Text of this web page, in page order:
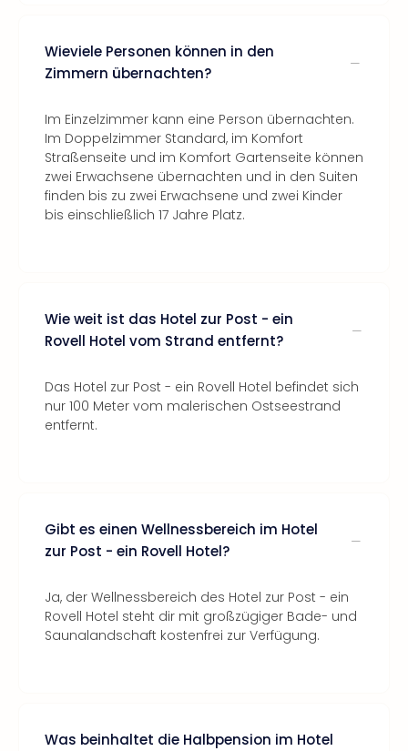
Wieviele Personen können in den
Zimmern übernachten?
Im Einzelzimmer kann eine Person übernachten.
Im Doppelzimmer Standard, im Komfort
Straßenseite und im Komfort Gartenseite können
zwei Erwachsene übernachten und in den Suiten
finden bis zu zwei Erwachsene und zwei Kinder
bis einschließlich 17 Jahre Platz.
Wie weit ist das Hotel zur Post - ein
Rovell Hotel vom Strand entfernt?
Das Hotel zur Post - ein Rovell Hotel befindet sich
nur 100 Meter vom malerischen Ostseestrand
entfernt.
Gibt es einen Wellnessbereich im Hotel
zur Post - ein Rovell Hotel?
Ja, der Wellnessbereich des Hotel zur Post - ein
Rovell Hotel steht dir mit großzügiger Bade- und
Saunalandschaft kostenfrei zur Verfügung.
Was beinhaltet die Halbpension im Hotel